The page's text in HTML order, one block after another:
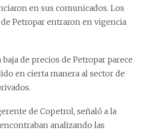
en sus comunicados. Los
Petropar entraron en vigencia
de precios de Petropar parece
en cierta manera al sector de
de Copetrol, señaló a la
analizando las